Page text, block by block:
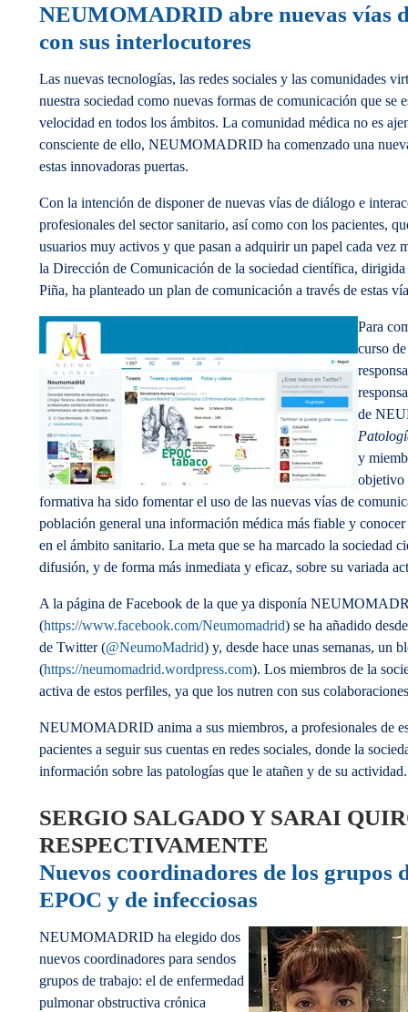
NEUMOMADRID abre nuevas vías
con sus interlocutores
Las nuevas tecnologías, las redes sociales y las comunidades
nuestra sociedad como nuevas formas de comunicación que se
velocidad en todos los ámbitos. La comunidad médica no es
consciente de ello, NEUMOMADRID ha comenzado una
estas innovadoras puertas.
Con la intención de disponer de nuevas vías de diálogo e
profesionales del sector sanitario, así como con los pacientes,
usuarios muy activos y que pasan a adquirir un papel cada vez
la Dirección de Comunicación de la sociedad científica,
Piña, ha planteado un plan de comunicación a través de estas
Para
curso
de
y
objetivo
formativa ha sido fomentar el uso de las nuevas vías de
población general una información médica más fiable y conocer
en el ámbito sanitario. La meta que se ha marcado la sociedad
difusión, y de forma más inmediata y eficaz, sobre su variada
A la página de Facebook de la que ya disponía
(https://www.facebook.com/Neumomadrid) se ha añadido
de Twitter (@NeumoMadrid) y, desde hace unas semanas, un
(https://neumomadrid.wordpress.com). Los miembros de la
activa de estos perfiles, ya que los nutren con sus
NEUMOMADRID anima a sus miembros, a profesionales de
pacientes a seguir sus cuentas en redes sociales, donde la
información sobre las patologías que le atañen y de su actividad.
SERGIO SALGADO Y SARAI
RESPECTIVAMENTE
Nuevos coordinadores de los grupos
EPOC y de infecciosas
NEUMOMADRID ha elegido dos
nuevos coordinadores para sendos
grupos de trabajo: el de enfermedad
pulmonar obstructiva crónica